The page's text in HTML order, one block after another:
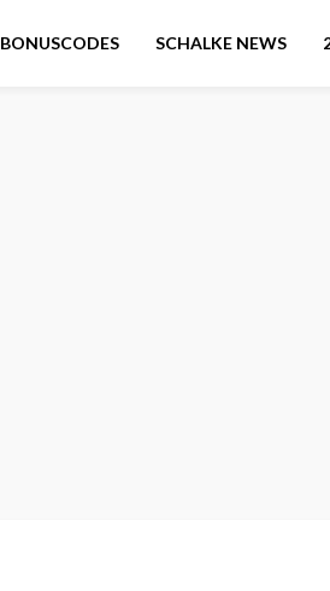
BONUSCODES SCHALKE NEWS